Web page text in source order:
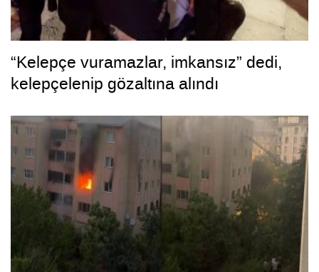
“Kelepçe vuramazlar, imkansız” dedi,
kelepçelenip gözaltına alındı